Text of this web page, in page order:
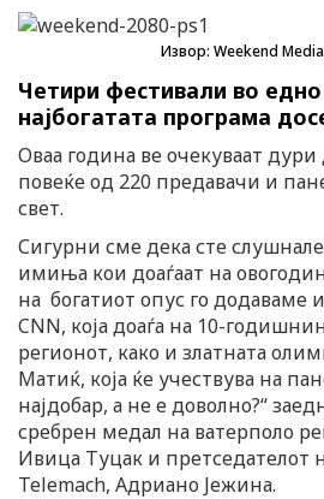
Извор: Weekend
Четири фестивали во едно
најбогатата програма
Оваа година ве очекуваат
повеќе од 220 предавачи и
свет.
Сигурни сме дека сте
имиња кои доаѓаат на
на богатиот опус го додаваме
CNN, која доаѓа на 10-
регионот, како и златната
Матиќ, која ќе учествува на
најдобар, а не е доволно?“
сребрен медал на ватерполо
Ивица Туцак и претседателот
Telemach, Адриано Јежина.